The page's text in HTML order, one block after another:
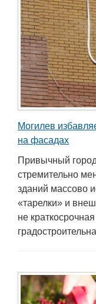
Могилев
на фасадах
Привычный
стремительно
зданий массово
«тарелки» и
не